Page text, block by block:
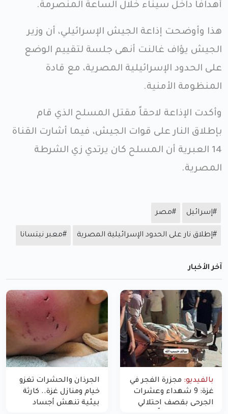
أهدافاً داخل سيناء خلال الساعة المنصرمة.
هذا وأوضحت إذاعة الجيش الإسرائيلي، أن وزير
الجيش يؤاف غالنت أنهى جلسة لتقييم الوضع
على الحدود الإسرائيلية المصرية، مع قادة
المنظومة الأمنية.
وأكدت الإذاعة لاحقاً مقتل المسلح الذي قام
بإطلاق النار على قوات الجيش، فيما أشارت القناة
14 العبرية أن المسلح كان يرتدي زي الشرطة
المصرية.
#إسرائيل #مصر
#إطلاق نار على الحدود الإسرائيلية المصرية #معبر نيتسانا
آخر الأخبار
بالفيديو: مجزرة الفجر في
غزة: 9 شهداء وعشرات
الجرحى بقصف احتلالي
الجرذان والحشرات تغزو
خيام ومنازل غزة.. كارثة
بيئية تنهش أجساد